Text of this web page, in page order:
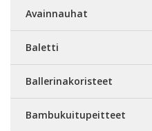
Avainnauhat
Baletti
Ballerinakoristeet
Bambukuitupeitteet